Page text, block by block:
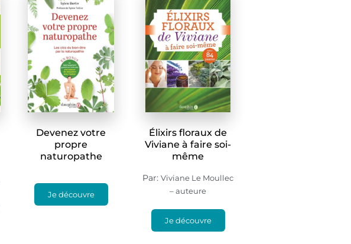
Devenez votre
propre
naturopathe
Je découvre
Élixirs floraux de
Viviane à faire soi-
même
Par:Viviane Le Moullec
– auteure
Je découvre